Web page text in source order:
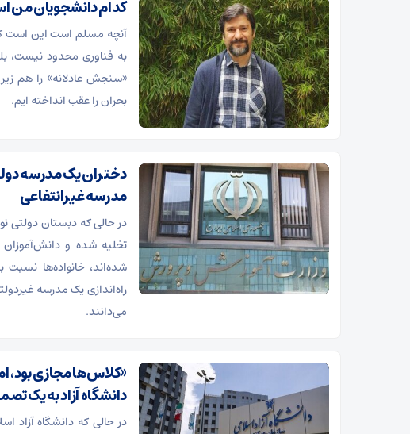
کدام دانشجویان من
آنچه مسلم است این است
به فناوری محدود نیست،
«سنجش عادلانه» را هم
بحران را عقب انداخته ایم.
مدرسه غیرانتفاعی
تخلیه شده و
شده‌اند، خانواده‌ها
راه‌اندازی یک مدرسه
می‌دانند.
«کلاس‌ها مجازی بود،
دانشگاه آزاد به یک